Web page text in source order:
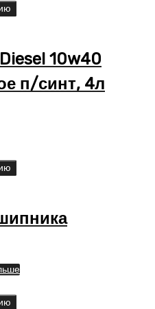
10w40
п/синт, 4л